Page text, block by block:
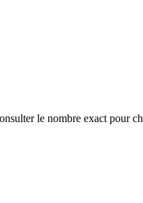
le nombre exact pour